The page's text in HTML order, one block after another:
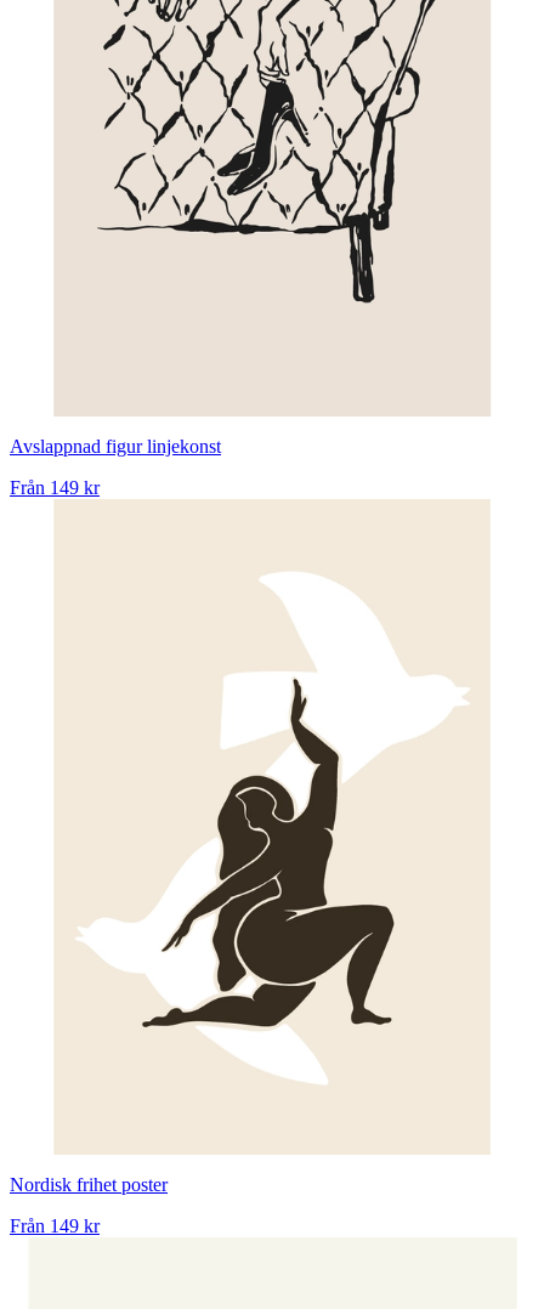
Avslappnad figur linjekonst
Från 149 kr
Nordisk frihet poster
Från 149 kr